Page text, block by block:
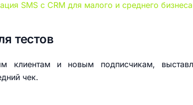
SMS с CRM для малого и среднего
тестов
клиентам и новым подписчикам,
чек.